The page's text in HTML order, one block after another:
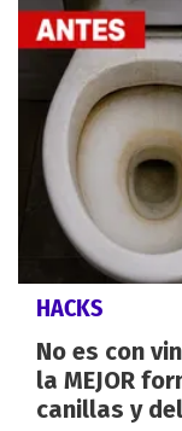
HACKS
No es con
la MEJOR
canillas y